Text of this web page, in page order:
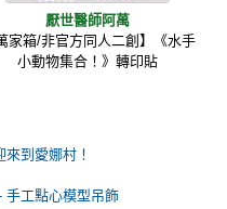
厭世醫師阿萬
家箱/非官方同人二創】《水手
小動物集合！》轉印貼
來到愛娜村！
手工點心模型吊飾